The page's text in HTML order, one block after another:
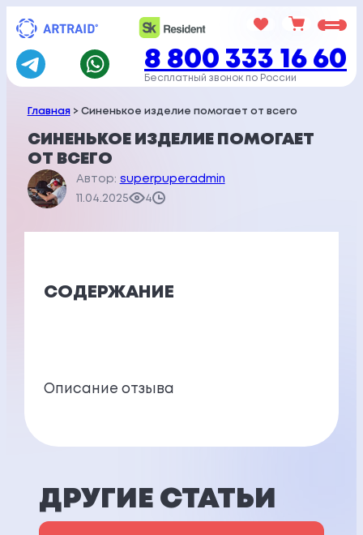
Перейти
содержимому
8 800 333 16 60
Бесплатный звонок по России
Главная> Синенькое изделие помогает от всего
СИНЕНЬКОЕ ИЗДЕЛИЕ ПОМОГАЕТ
ОТ ВСЕГО
Автор: superpuperadmin
11.04.2025 4
СОДЕРЖАНИЕ
Описание отзыва
ДРУГИЕ СТАТЬИ